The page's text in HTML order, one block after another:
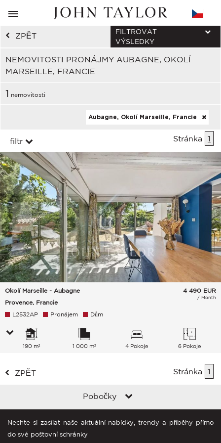
ZPĚT
NEMOVITOSTI PRONÁJMY AUBAGNE, OKOLÍ
MARSEILLE, FRANCIE
FILTROVAT
VÝSLEDKY
1 nemovitosti
Aubagne, Okolí Marseille, Francie
filtr Stránka 1
Okolí Marseille - Aubagne
Provence, Francie
4 490 EUR
/ Month
L2532AP Pronájem Dům
190 m² 1 000 m² 4 Pokoje 6 Pokoje
ZPĚT Stránka 1
Pobočky
Nechte si zasílat naše aktuální nabídky, trendy a příběhy přímo
do své poštovní schránky